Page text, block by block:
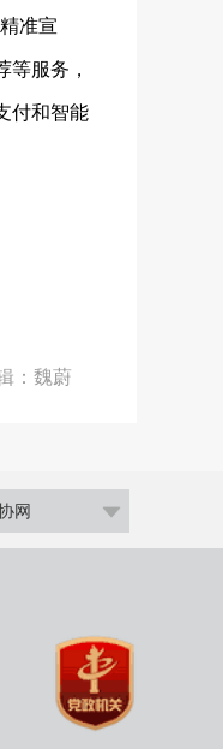
准宣
服务，
付和智能
：魏蔚
网